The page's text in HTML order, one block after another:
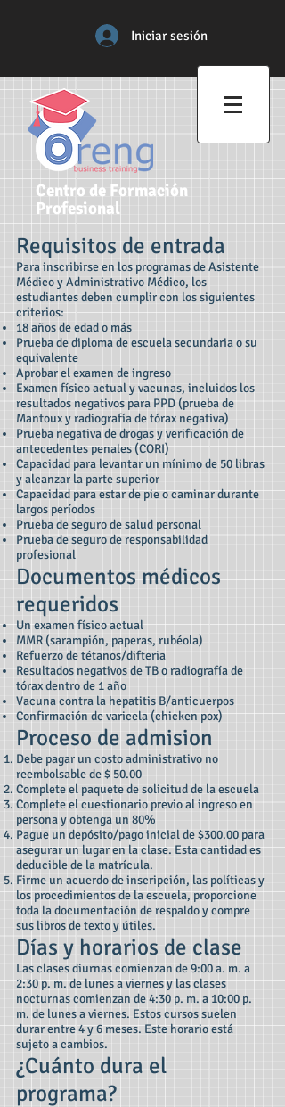
Centro de Formación
Profesional
Iniciar sesión
Requisitos de entrada
Para inscribirse en los programas de Asistente
Médico y Administrativo Médico, los
estudiantes deben cumplir con los siguientes
criterios:
18 años de edad o más
Prueba de diploma de escuela secundaria o su
equivalente
Aprobar el examen de ingreso
Examen físico actual y vacunas, incluidos los
resultados negativos para PPD (prueba de
Mantoux y radiografía de tórax negativa)
Prueba negativa de drogas y verificación de
antecedentes penales (CORI)
Capacidad para levantar un mínimo de 50 libras
y alcanzar la parte superior
Capacidad para estar de pie o caminar durante
largos períodos
Prueba de seguro de salud personal
Prueba de seguro de responsabilidad
profesional
Documentos médicos
requeridos
Un examen físico actual
MMR (sarampión, paperas, rubéola)
Refuerzo de tétanos/difteria
Resultados negativos de TB o radiografía de
tórax dentro de 1 año
Vacuna contra la hepatitis B/anticuerpos
Confirmación de varicela (chicken pox)
Proceso de admision
Debe pagar un costo administrativo no
reembolsable de $ 50.00
Complete el paquete de solicitud de la escuela
Complete el cuestionario previo al ingreso en
persona y obtenga un 80%
Pague un depósito/pago inicial de $300.00 para
asegurar un lugar en la clase. Esta cantidad es
deducible de la matrícula.
Firme un acuerdo de inscripción, las políticas y
los procedimientos de la escuela, proporcione
toda la documentación de respaldo y compre
sus libros de texto y útiles.
Días y horarios de clase
Las clases diurnas comienzan de 9:00 a. m. a
2:30 p. m. de lunes a viernes y las clases
nocturnas comienzan de 4:30 p. m. a 10:00 p.
m. de lunes a viernes. Estos cursos suelen
durar entre 4 y 6 meses. Este horario está
sujeto a cambios.
¿Cuánto dura el
programa?